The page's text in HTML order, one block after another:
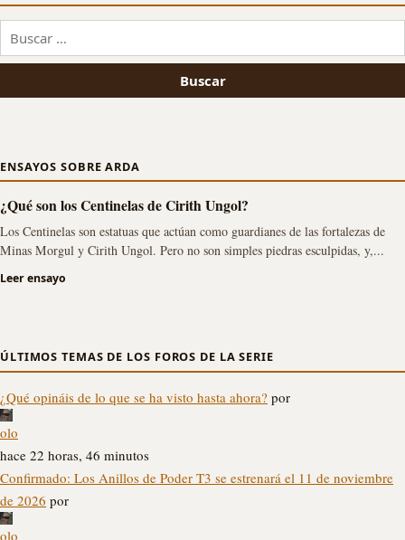
Buscar:
ENSAYOS SOBRE ARDA
¿Qué son los Centinelas de Cirith Ungol?
Los Centinelas son estatuas que actúan como guardianes de las fortalezas de
Minas Morgul y Cirith Ungol. Pero no son simples piedras esculpidas, y,...
Leer ensayo
ÚLTIMOS TEMAS DE LOS FOROS DE LA SERIE
¿Qué opináis de lo que se ha visto hasta ahora? por
olo
hace 22 horas, 46 minutos
Confirmado: Los Anillos de Poder T3 se estrenará el 11 de noviembre
de 2026 por
olo